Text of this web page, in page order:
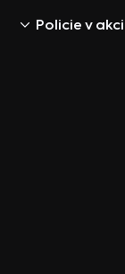
Policie v akci